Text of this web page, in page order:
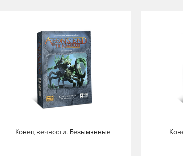
Конец вечности. Безымянные